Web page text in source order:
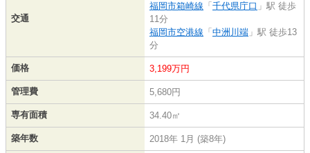
交通
福岡市箱崎線 「 千代県庁口 」駅 徒歩
11分
福岡市空港線 「 中洲川端 」駅 徒歩13
分
価格 3,199万円
管理費 5,680円
専有面積 34.40㎡
築年数 2018年 1月 (築8年)